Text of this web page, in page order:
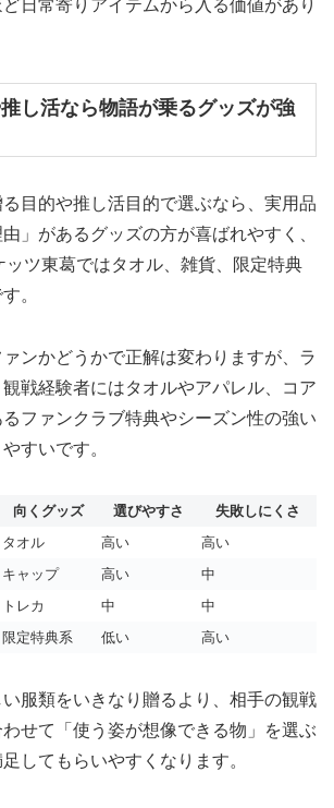
日常寄りアイテムから入る価値があり
し活なら物語が乗るグッズが強
目的や推し活目的で選ぶなら、実用品
」があるグッズの方が喜ばれやすく、
ッツ東葛ではタオル、雑貨、限定特典
。
ンかどうかで正解は変わりますが、ラ
戦経験者にはタオルやアパレル、コア
ファンクラブ特典やシーズン性の強い
すいです。
向くグッズ 選びやすさ
失敗しにくさ
タオル 高い
高い
キャップ 高い
中
トレカ 中
中
限定特典系 低い 高い
服類をいきなり贈るより、相手の観戦
せて「使う姿が想像できる物」を選ぶ
してもらいやすくなります。